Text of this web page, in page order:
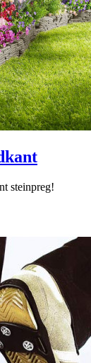
steinpreg!